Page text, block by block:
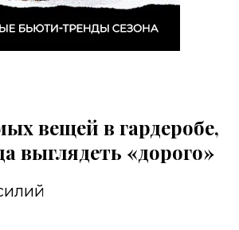
вещей в гардеробе,
выглядеть «дорого»